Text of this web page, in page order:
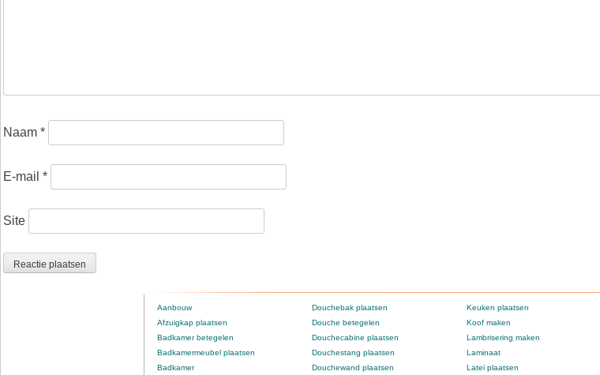
Naam *
E-mail *
Site
Aanbouw
Afzuigkap plaatsen
Badkamer betegelen
Badkamermeubel plaatsen
Badkamer
Douchebak plaatsen
Douche betegelen
Douchecabine plaatsen
Douchestang plaatsen
Douchewand plaatsen
Keuken plaatsen
Koof maken
Lambrisering maken
Laminaat
Latei plaatsen